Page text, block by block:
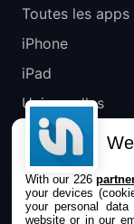
Toutes les apps
iPhone
iPad
Universelles
Mac
Apple TV
IPHONEADDICT
With our 226
your devices
your personal
website or in our